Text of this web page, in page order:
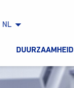
DUURZAAMHEID
NL